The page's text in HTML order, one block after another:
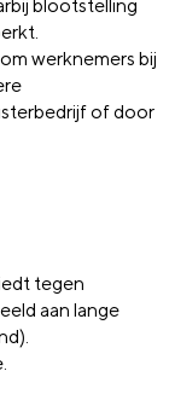
blootstelling
werknemers bij
of door
tegen
aan lange